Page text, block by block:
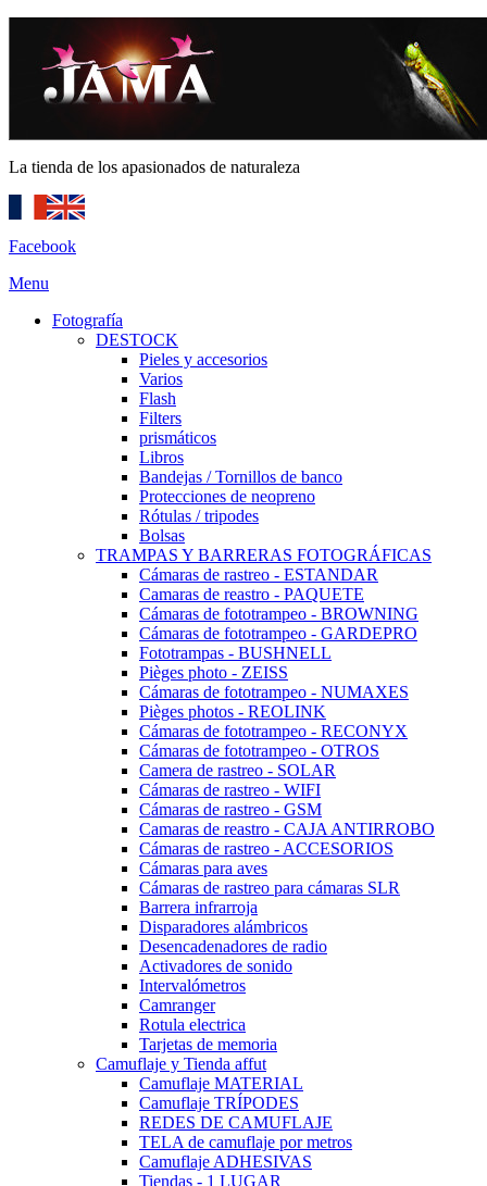
La tienda de los apasionados de naturaleza
Facebook
Menu
Fotografía
DESTOCK
Pieles y accesorios
Varios
Flash
Filters
prismáticos
Libros
Bandejas / Tornillos de banco
Protecciones de neopreno
Rótulas / tripodes
Bolsas
TRAMPAS Y BARRERAS FOTOGRÁFICAS
Cámaras de rastreo - ESTANDAR
Camaras de reastro - PAQUETE
Cámaras de fototrampeo - BROWNING
Cámaras de fototrampeo - GARDEPRO
Fototrampas - BUSHNELL
Pièges photo - ZEISS
Cámaras de fototrampeo - NUMAXES
Pièges photos - REOLINK
Cámaras de fototrampeo - RECONYX
Cámaras de fototrampeo - OTROS
Camera de rastreo - SOLAR
Cámaras de rastreo - WIFI
Cámaras de rastreo - GSM
Camaras de reastro - CAJA ANTIRROBO
Cámaras de rastreo - ACCESORIOS
Cámaras para aves
Cámaras de rastreo para cámaras SLR
Barrera infrarroja
Disparadores alámbricos
Desencadenadores de radio
Activadores de sonido
Intervalómetros
Camranger
Rotula electrica
Tarjetas de memoria
Camuflaje y Tienda affut
Camuflaje MATERIAL
Camuflaje TRÍPODES
REDES DE CAMUFLAJE
TELA de camuflaje por metros
Camuflaje ADHESIVAS
Tiendas - 1 LUGAR